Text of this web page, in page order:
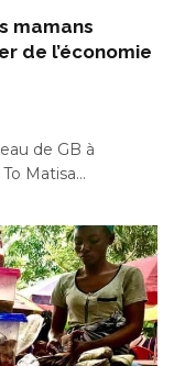
mamans
de l’économie
de GB à
Matisa…